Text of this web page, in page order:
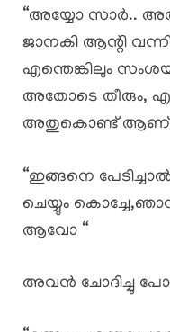
“അയ്യോ സാർ..
ജാനകി ആന്റി
എന്തെങ്കിലും
അതോടെ തീരും,
അതുകൊണ്ട്
“ഇങ്ങനെ
ചെയ്യും
ആവോ “
അവൻ ചോദിച്ചു